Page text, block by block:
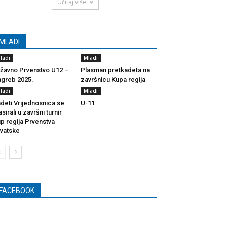
Prvenstvo U12 –
2025.
Mladi
Plasman pretkadeta na
završnicu Kupa regija
Vrijednosnica se
u završni turnir
regija Prvenstva
Mladi
U-11